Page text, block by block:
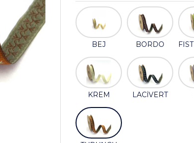
BEJ BORDO
KREM LACİVERT